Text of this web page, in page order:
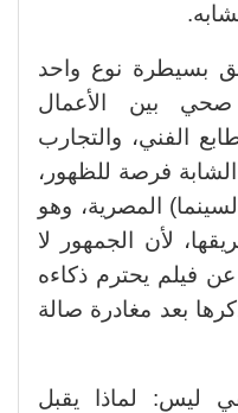
بسيطرة نوع واحد
صحي بين الأعمال
الفني، والتجارب
فرصة للظهور،
المصرية، وهو
لأن الجمهور لا
فيلم يحترم ذكاءه
بعد مغادرة صالة
ليس: لماذا يقبل